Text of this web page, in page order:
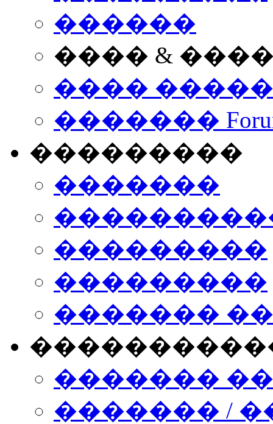
������
���� &
����
�������
���������
�������
���������
���������
�������
�������
������� /